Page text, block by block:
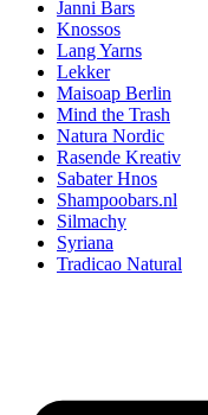
Janni Bars
Knossos
Lang Yarns
Lekker
Maisoap Berlin
Mind the Trash
Natura Nordic
Rasende Kreativ
Sabater Hnos
Shampoobars.nl
Silmachy
Syriana
Tradicao Natural